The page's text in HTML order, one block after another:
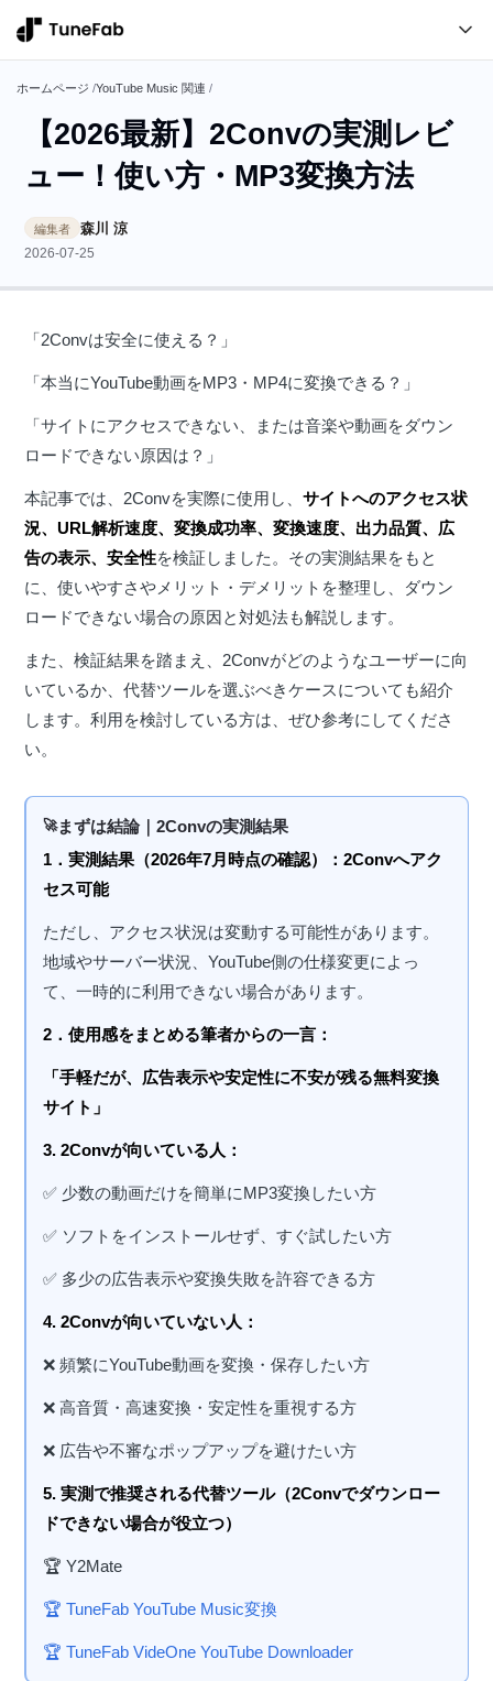
ホームページ /YouTube Music 関連 /
【2026最新】2Convの実測レビ
ュー！使い方・MP3変換方法
編集者 森川 涼
2026-07-25
「2Convは安全に使える？」
「本当にYouTube動画をMP3・MP4に変換できる？」
「サイトにアクセスできない、または音楽や動画をダウン
ロードできない原因は？」
本記事では、2Convを実際に使用し、サイトへのアクセス状
況、URL解析速度、変換成功率、変換速度、出力品質、広
告の表示、安全性を検証しました。その実測結果をもと
に、使いやすさやメリット・デメリットを整理し、ダウン
ロードできない場合の原因と対処法も解説します。
また、検証結果を踏まえ、2Convがどのようなユーザーに向
いているか、代替ツールを選ぶべきケースについても紹介
します。利用を検討している方は、ぜひ参考にしてくださ
い。
まずは結論｜2Convの実測結果
1．実測結果（2026年7月時点の確認）：2Convへアク
セス可能
ただし、アクセス状況は変動する可能性があります。
地域やサーバー状況、YouTube側の仕様変更によっ
て、一時的に利用できない場合があります。
2．使用感をまとめる筆者からの一言：
「手軽だが、広告表示や安定性に不安が残る無料変換
サイト」
3. 2Convが向いている人：
✅ 少数の動画だけを簡単にMP3変換したい方
✅ ソフトをインストールせず、すぐ試したい方
✅ 多少の広告表示や変換失敗を許容できる方
4. 2Convが向いていない人：
❌ 頻繁にYouTube動画を変換・保存したい方
❌ 高音質・高速変換・安定性を重視する方
❌ 広告や不審なポップアップを避けたい方
5. 実測で推奨される代替ツール（2Convでダウンロー
ドできない場合が役立つ）
🏆 Y2Mate
🏆 TuneFab YouTube Music変換
🏆 TuneFab VideOne YouTube Downloader